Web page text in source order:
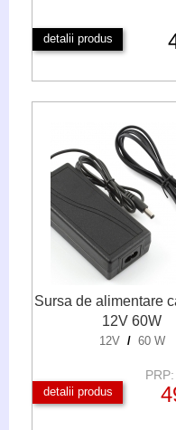
detalii produs
Sursa de alimentare
12V 60W
12V / 60 W
detalii produs